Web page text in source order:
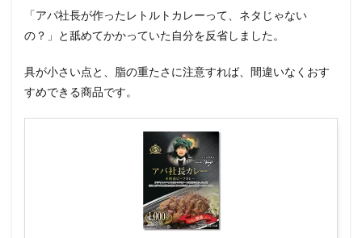
「アパ社長が作ったレトルトカレーって、ネタじゃない
の？」と舐めてかかっていた自分を反省しました。
具が小さい点と、脂の重たさに注意すれば、間違いなくおす
すめできる商品です。